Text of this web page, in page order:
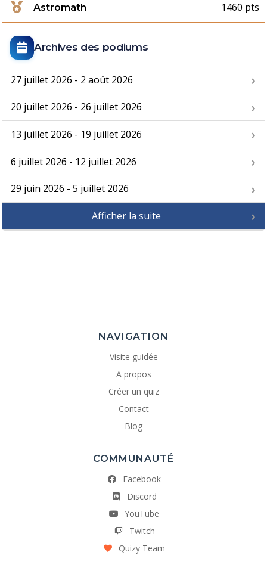
Astromath 1460 pts
Archives des podiums
27 juillet 2026 - 2 août 2026
20 juillet 2026 - 26 juillet 2026
13 juillet 2026 - 19 juillet 2026
6 juillet 2026 - 12 juillet 2026
29 juin 2026 - 5 juillet 2026
Afficher la suite
NAVIGATION
Visite guidée
A propos
Créer un quiz
Contact
Blog
COMMUNAUTÉ
Facebook
Discord
YouTube
Twitch
Quizy Team